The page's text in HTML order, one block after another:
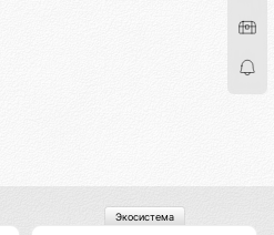
Экосистема